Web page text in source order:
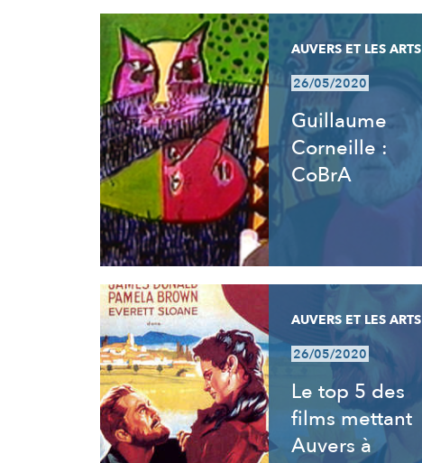
AUVERS ET LES ARTS
26/05/2020
Guillaume
Corneille :
CoBrA
AUVERS ET LES ARTS
26/05/2020
Le top 5 des
films mettant
Auvers à